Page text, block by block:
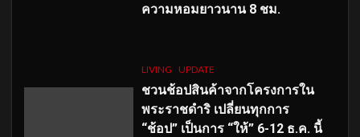
ความหอมยาวนาน 8 ชม.
LIVING UPDATE
ชวนช้อปสินค้าจากโครงการใน
พระราชดำริ เปลี่ยนทุกการ
“ช้อป” เป็นการ “ให้” 6-12 ธ.ค. นี้